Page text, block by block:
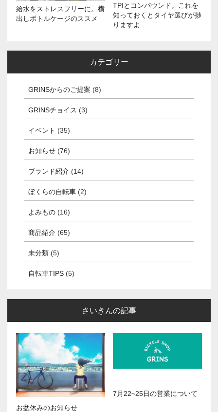
給水をストレスフリーに。横
出しボトルケージのススメ
TPIとコンパウンド。これを
知っておくとタイヤ選びが捗
りますよ
カテゴリー
GRINSからのご提案 (8)
GRINSチョイス (3)
イベント (35)
お知らせ (76)
ブランド紹介 (14)
ぼくらの自転車 (2)
よみもの (16)
商品紹介 (65)
未分類 (5)
自転車TIPS (5)
さいきんの記事
お盆休みのお知らせ
7月22~25日の営業について